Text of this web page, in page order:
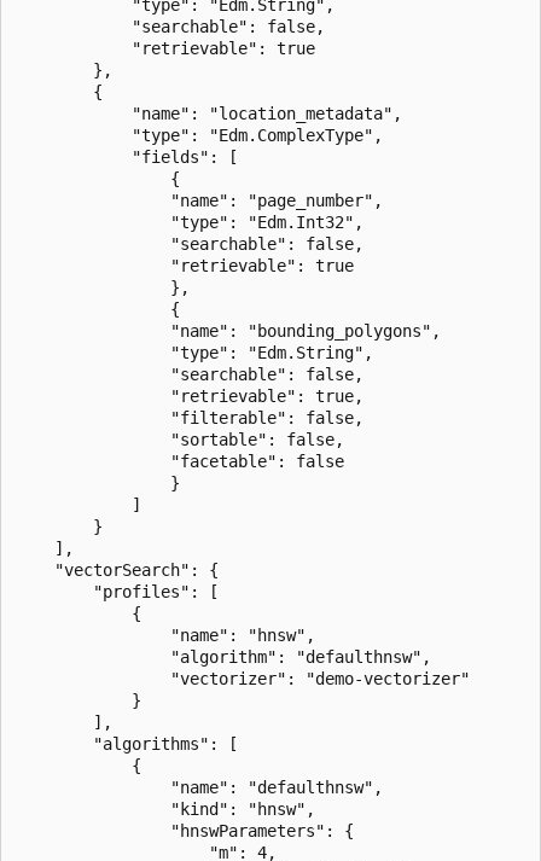
            "type": "Edm.String",
            "searchable": false,
            "retrievable": true
        },
        {
            "name": "location_metadata",
            "type": "Edm.ComplexType",
            "fields": [
                {
                "name": "page_number",
                "type": "Edm.Int32",
                "searchable": false,
                "retrievable": true
                },
                {
                "name": "bounding_polygons",
                "type": "Edm.String",
                "searchable": false,
                "retrievable": true,
                "filterable": false,
                "sortable": false,
                "facetable": false
                }
            ]
        }
    ],
    "vectorSearch": {
        "profiles": [
            {
                "name": "hnsw",
                "algorithm": "defaulthnsw",
                "vectorizer": "demo-vectorizer"
            }
        ],
        "algorithms": [
            {
                "name": "defaulthnsw",
                "kind": "hnsw",
                "hnswParameters": {
                    "m": 4,